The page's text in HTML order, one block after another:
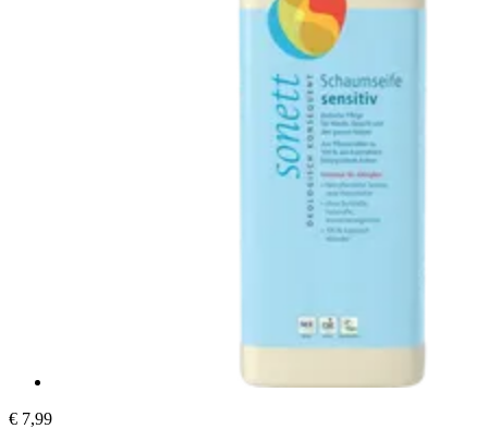
€ 7,99